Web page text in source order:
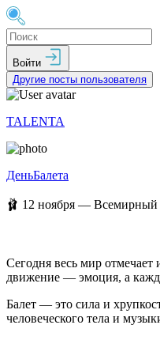
Войти
Другие посты пользователя
TALENTA
ДеньБалета
🩰 12 ноября — Всемирный
Сегодня весь мир отмечает
движение — эмоция, а
Балет — это сила и
человеческого тела и